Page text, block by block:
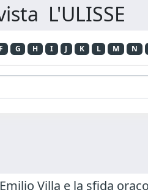
L'ULISSE
F G H I J K L M N
Villa e la sfida